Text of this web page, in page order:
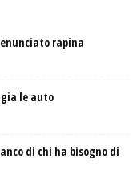
rapina
le auto
di chi ha bisogno di